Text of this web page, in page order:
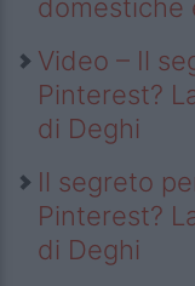
domestiche
Video – Il
Pinterest?
di Deghi
Il segreto
Pinterest?
di Deghi